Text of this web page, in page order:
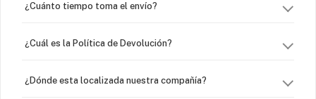
¿Cuánto tiempo toma el envío?
¿Cuál es la Política de Devolución?
¿Dónde esta localizada nuestra compañía?